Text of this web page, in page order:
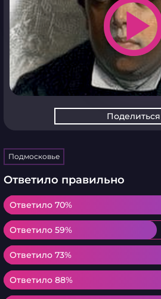
play_arrow
Поделиться
Подмосковье
Ответило правильно
Ответило 70%
Ответило 70%
Ответило 59%
Ответило 59%
Ответило 73%
Ответило 73%
Ответило 88%
Ответило 88%